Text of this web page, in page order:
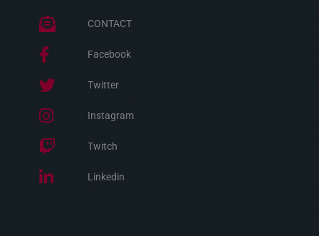
CONTACT
Facebook
Twitter
Instagram
Twitch
Linkedin